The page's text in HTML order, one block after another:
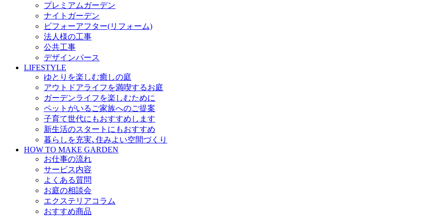
プレミアムガーデン
ナイトガーデン
ビフォーアフター(リフォーム)
法人様の工事
公共工事
デザインパース
LIFESTYLE
ゆとりを楽しむ癒しの庭
アウトドアライフを満喫するお庭
ガーデンライフを楽しむために
ペットがいるご家族へのご提案
子育て世代にもおすすめします
新生活のスタートにもおすすめ
暮らしを充実､住みよい空間づくり
HOW TO MAKE GARDEN
お仕事の流れ
サービス内容
よくある質問
お庭の相談会
エクステリアコラム
おすすめ商品